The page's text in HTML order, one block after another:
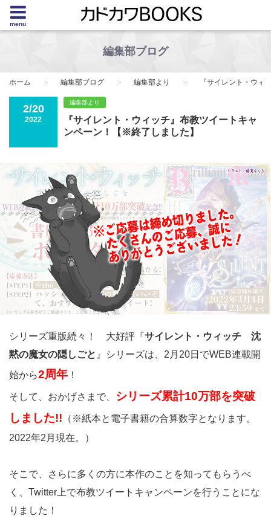
menu
編集部ブログ
ホーム 編集部ブログ 編集部より 『サイレント・ウ
2/20
2022
編集部より
『サイレント・ウィッチ』布教ツイートキャ
ンペーン！【※終了しました】
シリーズ重版続々！ 大好評『サイレント・ウィッチ 沈
黙の魔女の隠しごと 』シリーズは、2月20日でWEB連載開
始から2周年 ！
そして、おかげさまで、
シリーズ累計10万部を突破
しました!! （※紙本と電子書籍の合算数字となります。
2022年2月現在。）
そこで、さらに多くの方に本作のことを知ってもらうべ
く、Twitter上で布教ツイートキャンペーンを行うことにな
りました！